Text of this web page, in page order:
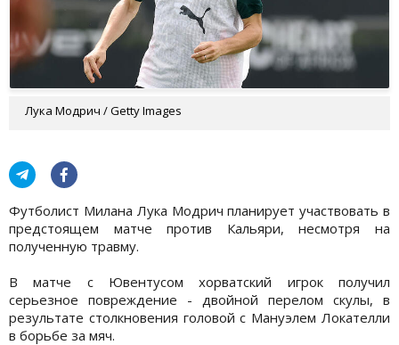
Лука Модрич / Getty Images
Футболист Милана Лука Модрич планирует участвовать в
предстоящем матче против Кальяри, несмотря на
полученную травму.
В матче с Ювентусом хорватский игрок получил
серьезное повреждение - двойной перелом скулы, в
результате столкновения головой с Мануэлем Локателли
в борьбе за мяч.